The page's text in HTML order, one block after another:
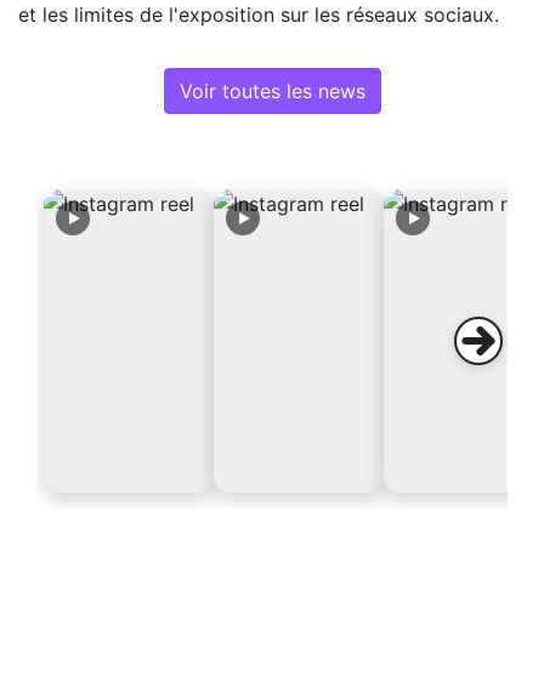
et les limites de l'exposition sur les réseaux sociaux.
Voir toutes les news